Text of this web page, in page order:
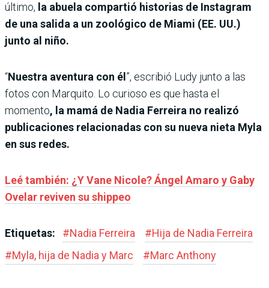
último, la abuela compartió historias de Instagram
de una salida a un zoológico de Miami (EE. UU.)
junto al niño.
“Nuestra aventura con él ”, escribió Ludy junto a las
fotos con Marquito. Lo curioso es que hasta el
momento, la mamá de Nadia Ferreira no realizó
publicaciones relacionadas con su nueva nieta Myla
en sus redes.
Leé también: ¿Y Vane Nicole? Ángel Amaro y Gaby
Ovelar reviven su shippeo
Etiquetas: #Nadia Ferreira #Hija de Nadia Ferreira
#Myla, hija de Nadia y Marc #Marc Anthony